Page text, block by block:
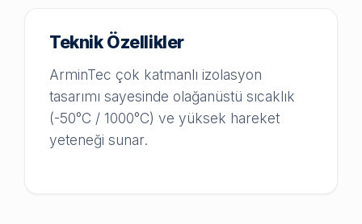
Teknik Özellikler
ArminTec çok katmanlı izolasyon
tasarımı sayesinde olağanüstü sıcaklık
(-50°C / 1000°C) ve yüksek hareket
yeteneği sunar.